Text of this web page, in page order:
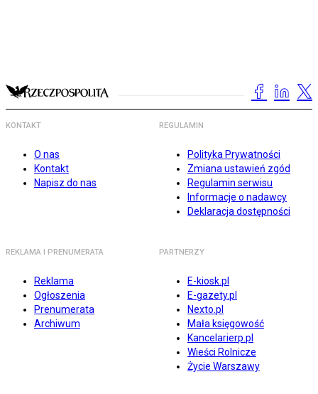
KONTAKT
O nas
Kontakt
Napisz do nas
REGULAMIN
Polityka Prywatności
Zmiana ustawień zgód
Regulamin serwisu
Informacje o nadawcy
Deklaracja dostępności
REKLAMA I PRENUMERATA
Reklama
Ogłoszenia
Prenumerata
Archiwum
PARTNERZY
E-kiosk.pl
E-gazety.pl
Nexto.pl
Mała księgowość
Kancelarierp.pl
Wieści Rolnicze
Życie Warszawy